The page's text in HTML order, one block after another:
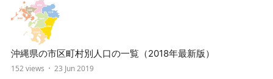
沖縄県の市区町村別人口の一覧（2018年最新版）
152 views 23 Jun 2019